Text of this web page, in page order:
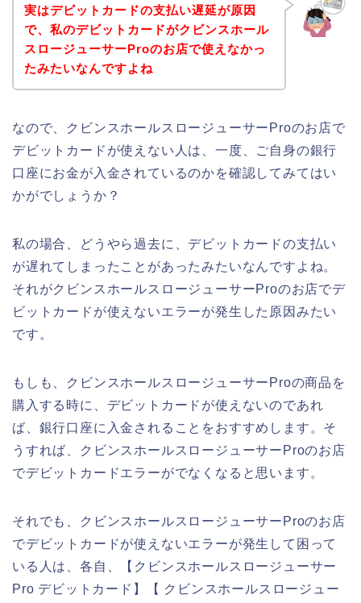
実はデビットカードの支払い遅延が原因
で、私のデビットカードがクビンスホール
スロージューサーProのお店で使えなかっ
たみたいなんですよね
なので、クビンスホールスロージューサーProのお店で
デビットカードが使えない人は、一度、ご自身の銀行
口座にお金が入金されているのかを確認してみてはい
かがでしょうか？
私の場合、どうやら過去に、デビットカードの支払い
が遅れてしまったことがあったみたいなんですよね。
それがクビンスホールスロージューサーProのお店でデ
ビットカードが使えないエラーが発生した原因みたい
です。
もしも、クビンスホールスロージューサーProの商品を
購入する時に、デビットカードが使えないのであれ
ば、銀行口座に入金されることをおすすめします。そ
うすれば、クビンスホールスロージューサーProのお店
でデビットカードエラーがでなくなると思います。
それでも、クビンスホールスロージューサーProのお店
でデビットカードが使えないエラーが発生して困って
いる人は、各自、【クビンスホールスロージューサー
Pro デビットカード】【 クビンスホールスロージュー